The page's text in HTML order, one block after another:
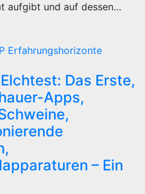
aufgibt und auf dessen…
Erfahrungshorizonte
Das Erste,
Apps,
– Ein